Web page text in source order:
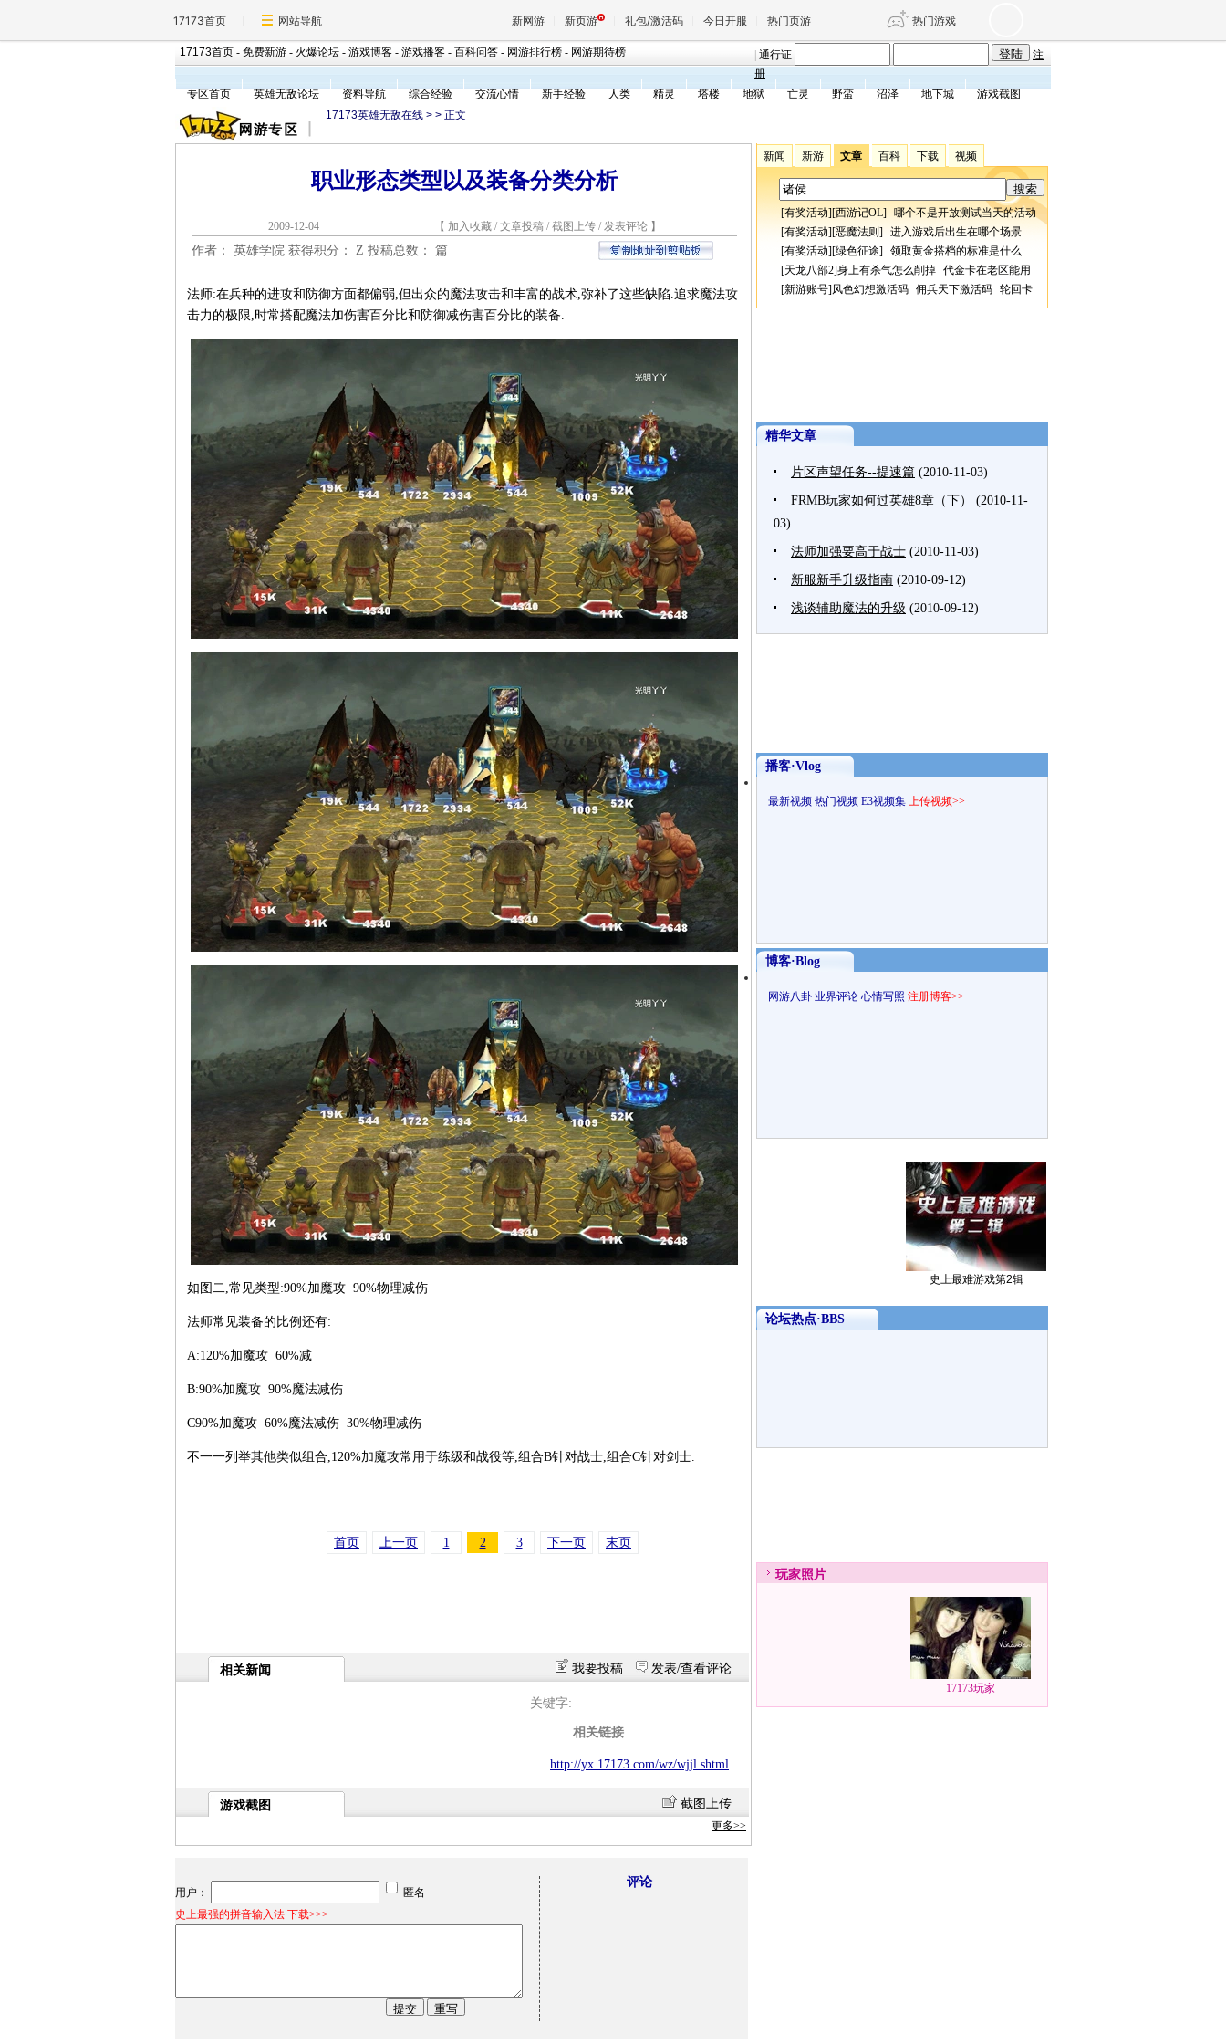
17173首页 网站导航 新网游 新页游 礼包/激活码 今日开服 热门页游 热门游戏
天堂 剑网3旗舰版 新天龙八部
王权与自由 诛仙世界 仙剑世界
17173首页 - 免费新游 - 火爆论坛 - 游戏博客 - 游戏播客 - 百科问答 - 网游排行榜 - 网游期待榜 通行证
注
册
专区首页
英雄无敌论坛 资料导航 综合经验 交流心情 新手经验 人类 精灵 塔楼 地狱 亡灵 野蛮 沼泽 地下城
游戏截图
17173英雄无敌在线 > > 正文
职业形态类型以及装备分类分析
2009-12-04 【 加入收藏/ 文章投稿 / 截图上传/ 发表评论】
作者： 英雄学院 获得积分： Z 投稿总数： 篇
法师:在兵种的进攻和防御方面都偏弱,但出众的魔法攻击和丰富的战术,弥补了这些缺陷.追求魔法攻
击力的极限,时常搭配魔法加伤害百分比和防御减伤害百分比的装备.
如图二,常见类型:90%加魔攻 90%物理减伤
法师常见装备的比例还有:
A:120%加魔攻 60%减
B:90%加魔攻 90%魔法减伤
C90%加魔攻 60%魔法减伤 30%物理减伤
不一一列举其他类似组合,120%加魔攻常用于练级和战役等,组合B针对战士,组合C针对剑士.
首页 上一页 1 2 3 下一页 末页
相关新闻 我要投稿 发表/查看评论
关键字:
相关链接
http://yx.17173.com/wz/wjjl.shtml
游戏截图 截图上传
更多>>
用户：
匿名
史上最强的拼音输入法 下载>>>
评论
新闻 新游 文章 百科 下载 视频
[有奖活动][西游记OL] 哪个不是开放测试当天的活动
[有奖活动][恶魔法则 ] 进入游戏后出生在哪个场景
[有奖活动][绿色征途] 领取黄金搭档的标准是什么
[天龙八部2]身上有杀气怎么削掉 代金卡在老区能用
[新游账号]风色幻想激活码 佣兵天下激活码 轮回卡
精华文章
片区声望任务--提速篇 (2010-11-03)
FRMB玩家如何过英雄8章（下）
(2010-11-
03)
法师加强要高于战士 (2010-11-03)
新服新手升级指南 (2010-09-12)
浅谈辅助魔法的升级 (2010-09-12)
播客·Vlog
最新视频 热门视频 E3视频集 上传视频>>
博客·Blog
网游八卦 业界评论 心情写照 注册博客>>
史上最难游戏第2辑
论坛热点·BBS
玩家照片
17173玩家